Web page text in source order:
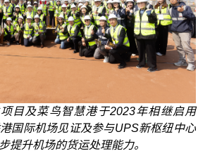
目及菜鸟智慧港于2023年相继启用
国际机场见证及参与UPS新枢纽中心
提升机场的货运处理能力。